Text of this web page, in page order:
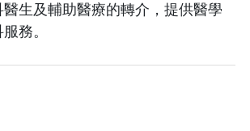
醫生及輔助醫療的轉介，提供醫學
務。